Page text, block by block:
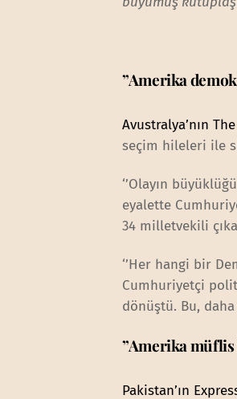
”Amerika
Avustralya’nın
seçim hileleri ile
‘’Olayın
eyalette
34 milletvekili
‘’Her hangi bir
Cumhuriyetçi
dönüştü. Bu,
”Amerika müflis
Pakistan’ın